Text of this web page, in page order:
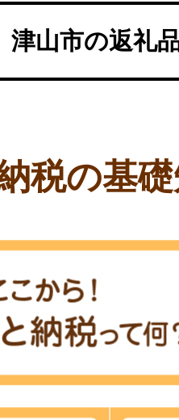
津山市の返礼
税の基